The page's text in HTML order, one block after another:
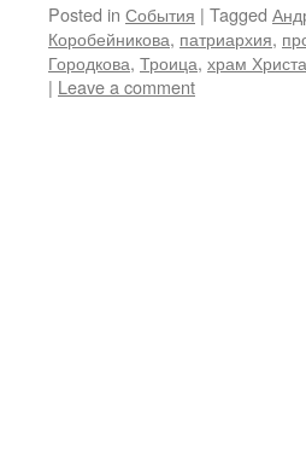
Posted in События | Tagged
Коробейникова, патриархия,
Городкова, Троица, храм
| Leave a comment